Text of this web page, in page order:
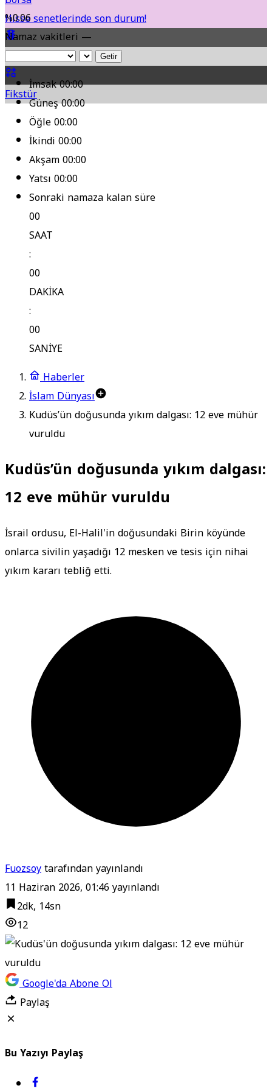
Hisse senetlerinde son durum!
Yol Durumu
Fikstür
%0.06
Namaz vakitleri —
Getir
İmsak00:00
Güneş00:00
Öğle00:00
İkindi00:00
Akşam00:00
Yatsı00:00
Sonraki namaza kalan süre
00
SAAT
:
00
DAKİKA
:
00
SANİYE
Haberler
İslam Dünyası
Kudüs’ün doğusunda yıkım dalgası: 12 eve mühür
vuruldu
Kudüs’ün doğusunda yıkım dalgası:
12 eve mühür vuruldu
İsrail ordusu, El-Halil'in doğusundaki Birin köyünde
onlarca sivilin yaşadığı 12 mesken ve tesis için nihai
yıkım kararı tebliğ etti.
Fuozsoytarafından yayınlandı
11 Haziran 2026, 01:46yayınlandı
2dk, 14sn
12
Google'da Abone Ol
Paylaş
Bu Yazıyı Paylaş